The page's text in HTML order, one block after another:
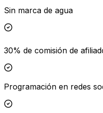
Sin marca de agua
30% de comisión de
Programación en redes